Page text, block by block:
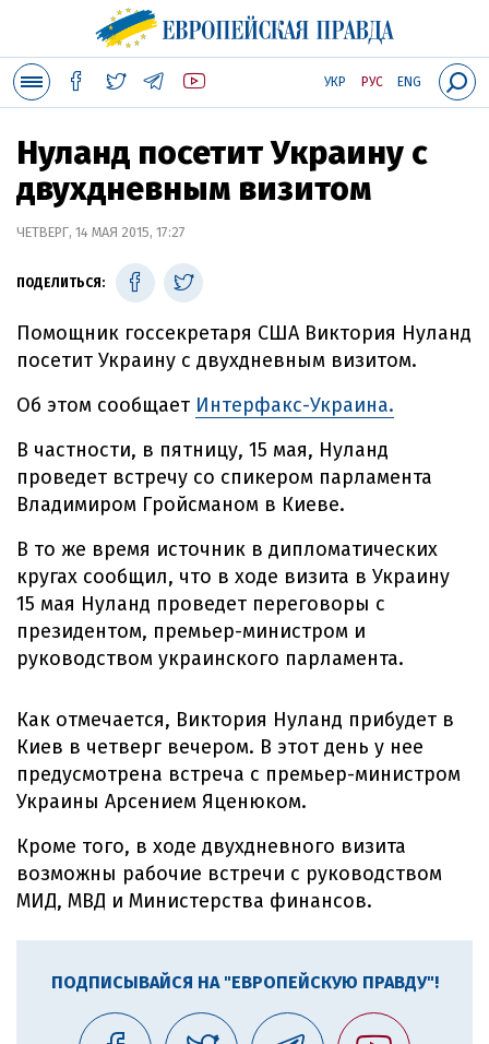
УКР РУС ENG
Нуланд посетит Украину с
двухдневным визитом
ЧЕТВЕРГ, 14 МАЯ 2015, 17:27
ПОДЕЛИТЬСЯ:
Помощник госсекретаря США Виктория Нуланд
посетит Украину с двухдневным визитом.
Об этом сообщает Интерфакс-Украина.
В частности, в пятницу, 15 мая, Нуланд
проведет встречу со спикером парламента
Владимиром Гройсманом в Киеве.
В то же время источник в дипломатических
кругах сообщил, что в ходе визита в Украину
15 мая Нуланд проведет переговоры с
президентом, премьер-министром и
руководством украинского парламента.
Как отмечается, Виктория Нуланд прибудет в
Киев в четверг вечером. В этот день у нее
предусмотрена встреча с премьер-министром
Украины Арсением Яценюком.
Кроме того, в ходе двухдневного визита
возможны рабочие встречи с руководством
МИД, МВД и Министерства финансов.
ПОДПИСЫВАЙСЯ НА "ЕВРОПЕЙСКУЮ ПРАВДУ"!